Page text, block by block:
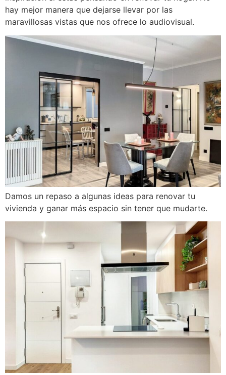
hay mejor manera que dejarse llevar por las
maravillosas vistas que nos ofrece lo audiovisual.
Damos un repaso a algunas ideas para renovar tu
vivienda y ganar más espacio sin tener que mudarte.